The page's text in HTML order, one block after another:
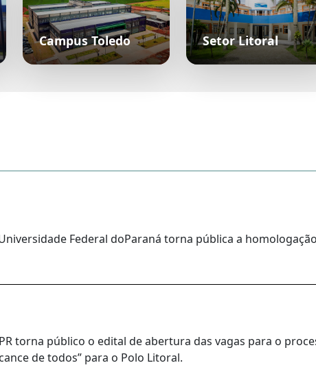
Campus Toledo Setor Litoral
Federal doParaná torna pública a
torna público o edital de abertura das vagas para o
de todos” para o Polo Litoral.